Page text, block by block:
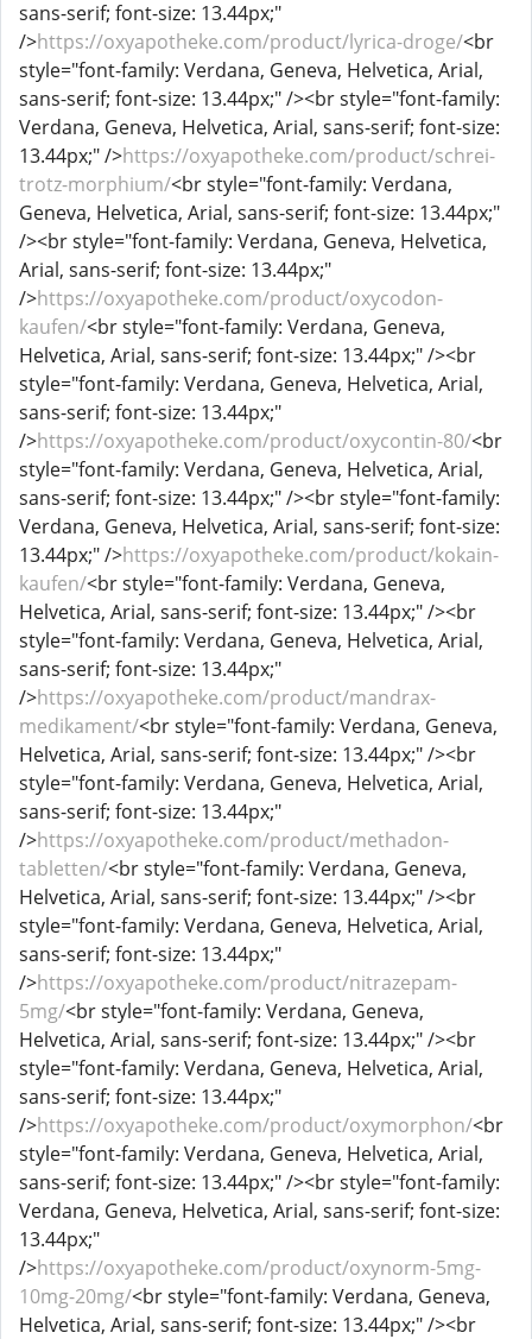
sans-serif; font-size: 13.44px;"
/>https://oxyapotheke.com/product/lyrica-droge/<br
style="font-family: Verdana, Geneva, Helvetica, Arial,
sans-serif; font-size: 13.44px;" /><br style="font-family:
Verdana, Geneva, Helvetica, Arial, sans-serif; font-size:
13.44px;" />https://oxyapotheke.com/product/schrei-
trotz-morphium/<br style="font-family: Verdana,
Geneva, Helvetica, Arial, sans-serif; font-size: 13.44px;"
/><br style="font-family: Verdana, Geneva, Helvetica,
Arial, sans-serif; font-size: 13.44px;"
/>https://oxyapotheke.com/product/oxycodon-
kaufen/<br style="font-family: Verdana, Geneva,
Helvetica, Arial, sans-serif; font-size: 13.44px;" /><br
style="font-family: Verdana, Geneva, Helvetica, Arial,
sans-serif; font-size: 13.44px;"
/>https://oxyapotheke.com/product/oxycontin-80/<br
style="font-family: Verdana, Geneva, Helvetica, Arial,
sans-serif; font-size: 13.44px;" /><br style="font-family:
Verdana, Geneva, Helvetica, Arial, sans-serif; font-size:
13.44px;" />https://oxyapotheke.com/product/kokain-
kaufen/<br style="font-family: Verdana, Geneva,
Helvetica, Arial, sans-serif; font-size: 13.44px;" /><br
style="font-family: Verdana, Geneva, Helvetica, Arial,
sans-serif; font-size: 13.44px;"
/>https://oxyapotheke.com/product/mandrax-
medikament/<br style="font-family: Verdana, Geneva,
Helvetica, Arial, sans-serif; font-size: 13.44px;" /><br
style="font-family: Verdana, Geneva, Helvetica, Arial,
sans-serif; font-size: 13.44px;"
/>https://oxyapotheke.com/product/methadon-
tabletten/<br style="font-family: Verdana, Geneva,
Helvetica, Arial, sans-serif; font-size: 13.44px;" /><br
style="font-family: Verdana, Geneva, Helvetica, Arial,
sans-serif; font-size: 13.44px;"
/>https://oxyapotheke.com/product/nitrazepam-
5mg/<br style="font-family: Verdana, Geneva,
Helvetica, Arial, sans-serif; font-size: 13.44px;" /><br
style="font-family: Verdana, Geneva, Helvetica, Arial,
sans-serif; font-size: 13.44px;"
/>https://oxyapotheke.com/product/oxymorphon/<br
style="font-family: Verdana, Geneva, Helvetica, Arial,
sans-serif; font-size: 13.44px;" /><br style="font-family:
Verdana, Geneva, Helvetica, Arial, sans-serif; font-size:
13.44px;"
/>https://oxyapotheke.com/product/oxynorm-5mg-
10mg-20mg/<br style="font-family: Verdana, Geneva,
Helvetica, Arial, sans-serif; font-size: 13.44px;" /><br